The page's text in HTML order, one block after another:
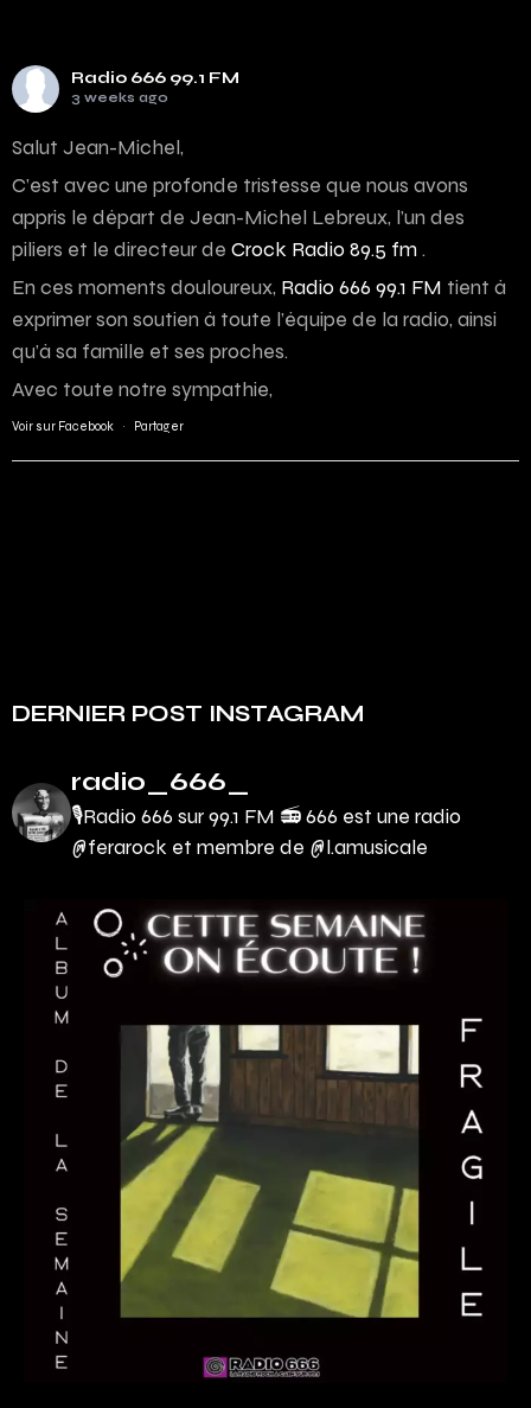
Radio 666 99.1 FM
3 weeks ago
Salut Jean-Michel,
C’est avec une profonde tristesse que nous avons
appris le départ de Jean-Michel Lebreux, l’un des
piliers et le directeur de Crock Radio 89.5 fm.
En ces moments douloureux, Radio 666 99.1 FM tient à
exprimer son soutien à toute l’équipe de la radio, ainsi
qu’à sa famille et ses proches.
Avec toute notre sympathie,
Voir sur Facebook · Partager
DERNIER POST INSTAGRAM
radio_666_
🎙Radio 666 sur 99.1 FM 📻666 est une radio
@ferarock et membre de @l.amusicale